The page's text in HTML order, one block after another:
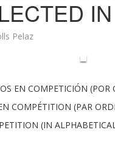
Pelaz
EN COMPETICIÓN
COMPÉTITION (PAR
(IN